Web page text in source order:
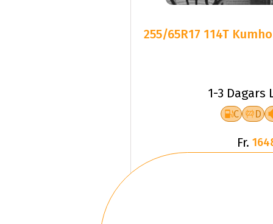
255/65R17 114T
1-3 Dagars
C D
Fr.